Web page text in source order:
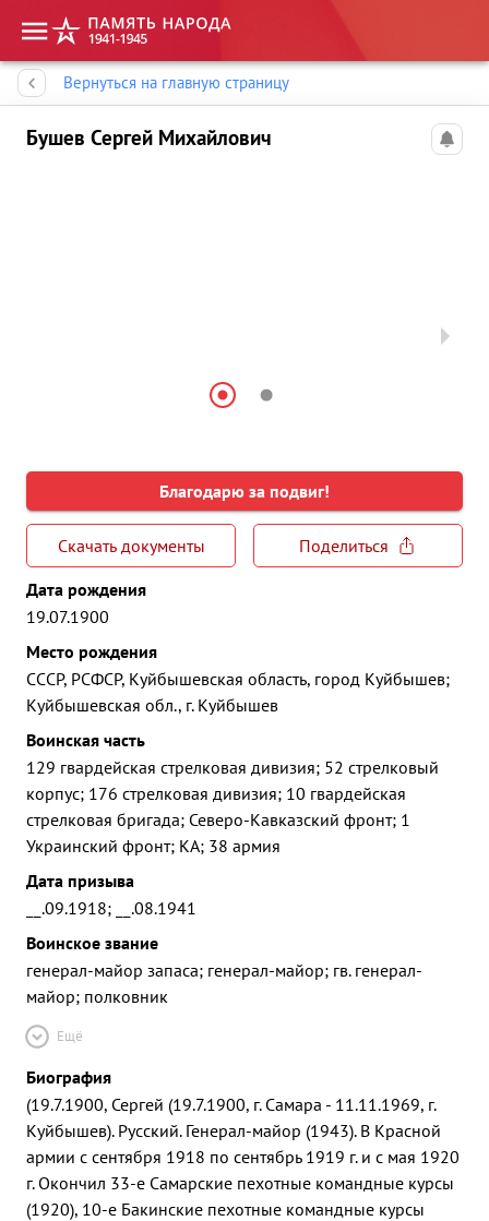
Вернуться на главную страницу
Бушев Сергей Михайлович
Благодарю за подвиг!
Скачать документы
Поделиться
Дата рождения
19.07.1900
Место рождения
СССР, РСФСР, Куйбышевская область, город Куйбышев;
Куйбышевская обл., г. Куйбышев
Воинская часть
129 гвардейская стрелковая дивизия; 52 стрелковый
корпус; 176 стрелковая дивизия; 10 гвардейская
стрелковая бригада; Северо-Кавказский фронт; 1
Украинский фронт; КА; 38 армия
Дата призыва
__.09.1918; __.08.1941
Воинское звание
генерал-майор запаса; генерал-майор; гв. генерал-
майор; полковник
Ещё
Биография
(19.7.1900, Сергей (19.7.1900, г. Самара - 11.11.1969, г.
Куйбышев). Русский. Генерал-майор (1943). В Красной
армии с сентября 1918 по сентябрь 1919 г. и с мая 1920
г. Окончил 33-е Самарские пехотные командные курсы
(1920), 10-е Бакинские пехотные командные курсы
Память народа